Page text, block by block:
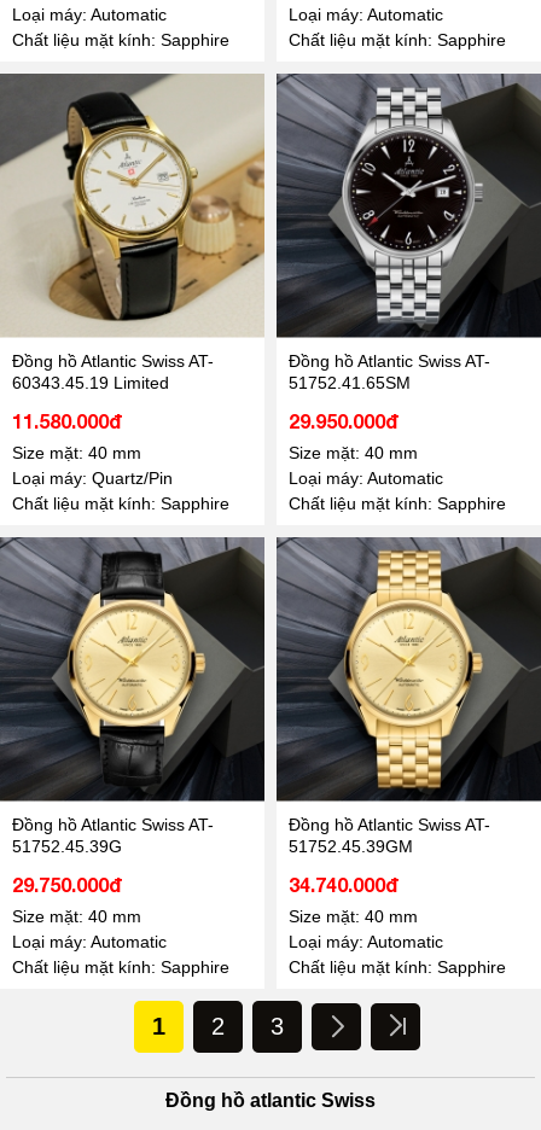
Loại máy: Automatic
Chất liệu mặt kính: Sapphire
Loại máy: Automatic
Chất liệu mặt kính: Sapphire
Đồng hồ Atlantic Swiss AT-
60343.45.19 Limited
11.580.000đ
Size mặt: 40 mm
Loại máy: Quartz/Pin
Chất liệu mặt kính: Sapphire
Đồng hồ Atlantic Swiss AT-
51752.41.65SM
29.950.000đ
Size mặt: 40 mm
Loại máy: Automatic
Chất liệu mặt kính: Sapphire
Đồng hồ Atlantic Swiss AT-
51752.45.39G
29.750.000đ
Size mặt: 40 mm
Loại máy: Automatic
Chất liệu mặt kính: Sapphire
Đồng hồ Atlantic Swiss AT-
51752.45.39GM
34.740.000đ
Size mặt: 40 mm
Loại máy: Automatic
Chất liệu mặt kính: Sapphire
1 2 3
Đồng hồ atlantic Swiss